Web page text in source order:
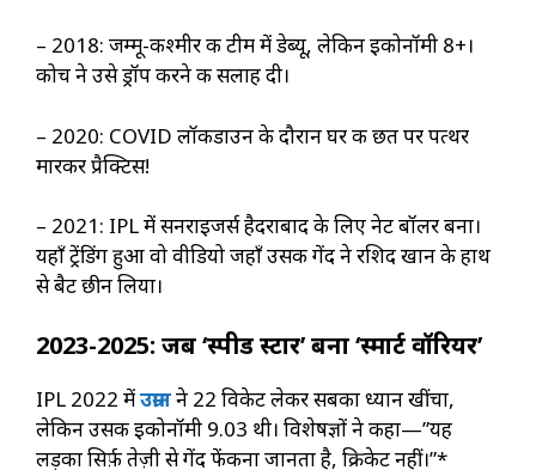
– 2018: जम्मू-कश्मीर की टीम में डेब्यू, लेकिन इकोनॉमी 8+।
कोच ने उसे ड्रॉप करने की सलाह दी।
– 2020: COVID लॉकडाउन के दौरान घर की छत पर पत्थर
मारकर प्रैक्टिस!
– 2021: IPL में सनराइजर्स हैदराबाद के लिए नेट बॉलर बना।
यहाँ ट्रेंडिंग हुआ वो वीडियो जहाँ उसकी गेंद ने रशिद खान के हाथ
से बैट छीन लिया।
2023-2025: जब ‘स्पीड स्टार’ बना ‘स्मार्ट वॉरियर’
IPL 2022 मेंउम्रानने 22 विकेट लेकर सबका ध्यान खींचा,
लेकिन उसकी इकोनॉमी 9.03 थी। विशेषज्ञों ने कहा—”यह
लड़का सिर्फ़ तेज़ी से गेंद फेंकना जानता है, क्रिकेट नहीं।”*